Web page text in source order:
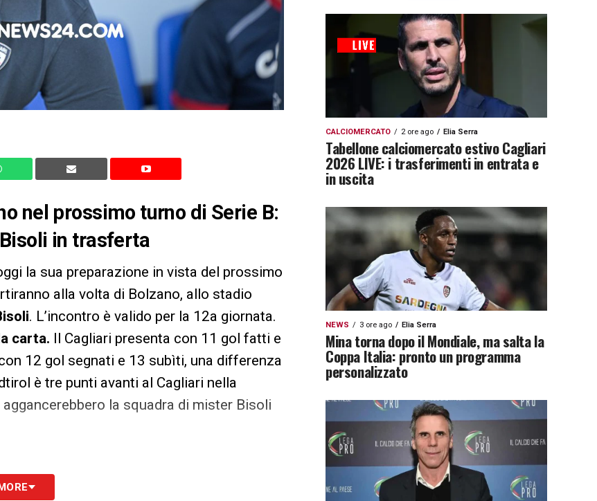
nel prossimo turno di Serie B:
in trasferta
la sua preparazione in vista del prossimo
alla volta di Bolzano, allo stadio
. L’incontro è valido per la 12a giornata.
carta. Il Cagliari presenta con 11 gol fatti e
12 gol segnati e 13 subìti, una differenza
è tre punti avanti al Cagliari nella
la squadra di mister Bisoli
CALCIOMERCATO 2 ore ago Elia Serra
Tabellone calciomercato estivo Cagliari
2026 LIVE: i trasferimenti in entrata e
in uscita
NEWS 3 ore ago Elia Serra
Mina torna dopo il Mondiale, ma salta la
Coppa Italia: pronto un programma
personalizzato